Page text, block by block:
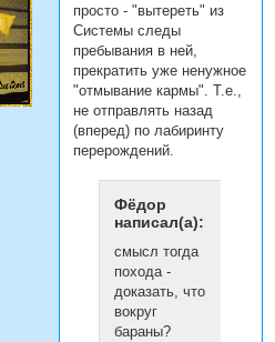
просто - "вытереть" из
Системы следы
пребывания в ней,
прекратить уже ненужное
"отмывание кармы". Т.е.,
не отправлять назад
(вперед) по лабиринту
перерождений.
Фёдор
написал(а):
смысл тогда
похода -
доказать, что
вокруг
бараны?